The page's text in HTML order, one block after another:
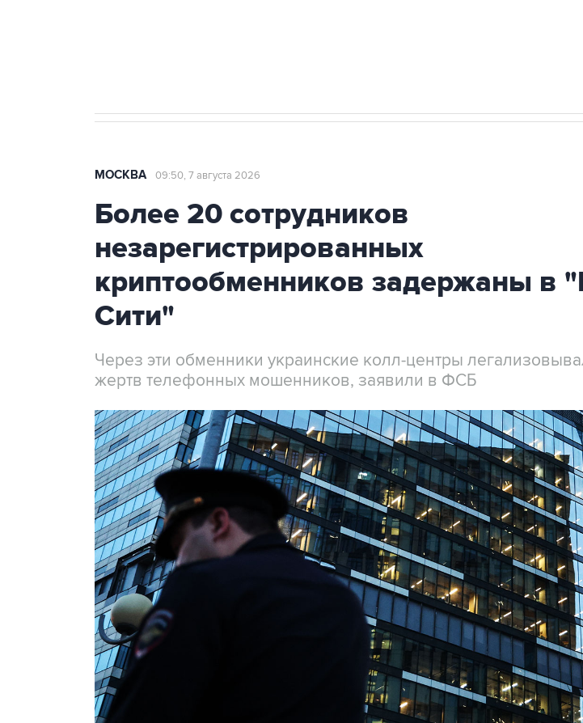
МОСКВА 09:50, 7 августа 2026
Более 20 сотрудников
незарегистрированных
криптообменников задержаны в
Сити"
Через эти обменники украинские колл-центры
жертв телефонных мошенников, заявили в ФСБ